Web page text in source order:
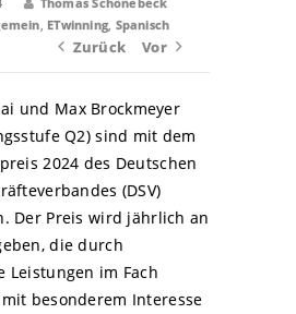
ETwinning Spanisch
Zurück Vor
und Max Brockmeyer
Q2) sind mit dem
2024 des Deutschen
(DSV)
Der Preis wird jährlich an
die durch
Leistungen im Fach
besonderem Interesse